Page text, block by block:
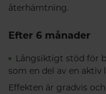
återhämtning.
Efter 6 månader
Långsiktigt stöd för
som en del av en aktiv
Effekten är gradvis